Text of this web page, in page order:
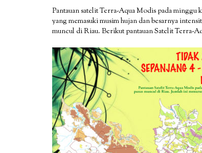
Pantauan satelit Terra-Aqua Modis pada minggu
yang memasuki musim hujan dan besarnya
muncul di Riau. Berikut pantauan Satelit Terra-